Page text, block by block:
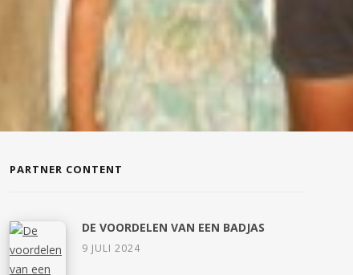
PARTNER CONTENT
DE VOORDELEN VAN EEN BADJAS
9 JULI 2024